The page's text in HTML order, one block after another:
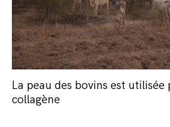
La peau des bovins est
collagène